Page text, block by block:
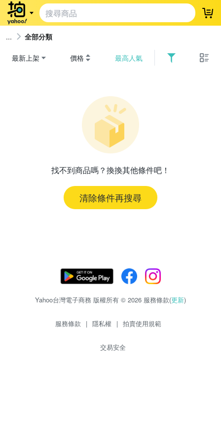
登
全部分類
最新上架 價格 最高人氣
找不到商品嗎？換換其他條件吧！
清除條件再搜尋
Yahoo台灣電子商務 版權所有 © 2026 服務條款(更新)
服務條款 | 隱私權 | 拍賣使用規範
交易安全